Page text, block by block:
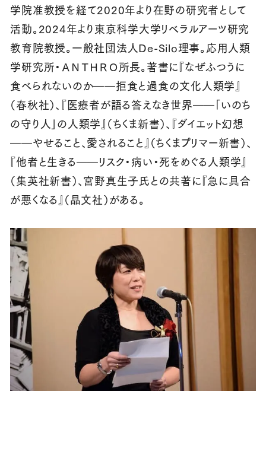
学院准教授を経て2020年より在野の研究者として
活動。2024年より東京科学大学リベラルアーツ研究
教育院教授。一般社団法人De-Silo理事。応用人類
学研究所・ＡＮＴＨＲＯ所長。著書に『なぜふつうに
食べられないのか――拒食と過食の文化人類学』
（春秋社）、『医療者が語る答えなき世界――「いのち
の守り人」の人類学』（ちくま新書）、『ダイエット幻想
――やせること、愛されること』（ちくまプリマー新書）、
『他者と生きる――リスク・病い・死をめぐる人類学』
（集英社新書）、宮野真生子氏との共著に『急に具合
が悪くなる』（晶文社）がある。